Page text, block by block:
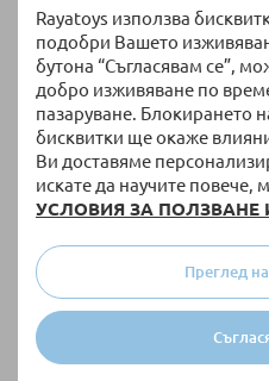
Rayatoys използва
подобри Вашето
бутона “Съгласявам се”,
добро изживяване по
пазаруване. Блокирането
бисквитки ще окаже
Ви доставяме
искате да научите повече,
УСЛОВИЯ ЗА ПОЛЗВАНЕ
Преглед
НАЛИЧНО
Сапунени балони Bubblez
50мл Асортимент
0,97 € /